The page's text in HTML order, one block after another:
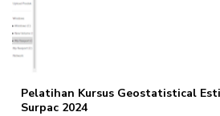
Pelatihan Kursus Geostatistical
Surpac 2024